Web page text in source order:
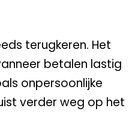
terugkeren. Het
betalen lastig
onpersoonlijke
verder weg op het